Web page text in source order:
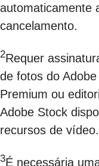
automaticamente
cancelamento.
2Requer
de fotos do
Premium ou
Adobe Stock
recursos de vídeo.
3É necessária